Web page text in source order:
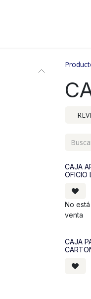
CAJA
OFICIO
No
venta
CAJA